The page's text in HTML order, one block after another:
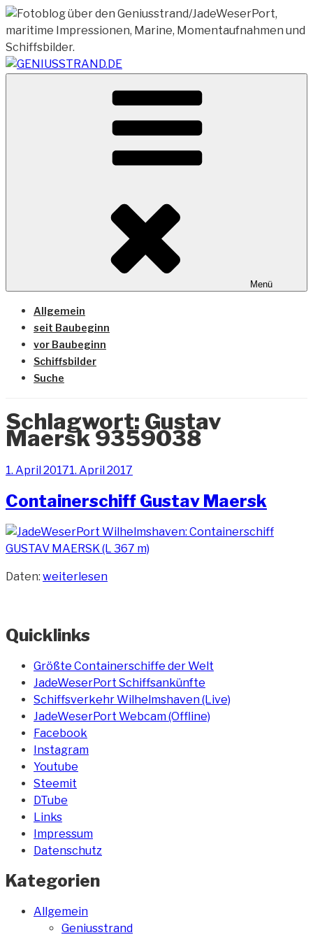
Zum
Inhalt
springen
GENIUSSTRAND.DE
Vom Geniusstrand zum JadeWeserPort/Container
Terminal Wilhelmshaven
Menü
Allgemein
seit Baubeginn
vor Baubeginn
Schiffsbilder
Suche
Schlagwort: Gustav
Maersk 9359038
Veröffentlicht
1. April 20171. April 2017
Containerschiff Gustav Maersk
Daten: „Containerschiff
weiterlesen
Quicklinks
Größte Containerschiffe der Welt
JadeWeserPort Schiffsankünfte
Schiffsverkehr Wilhelmshaven (Live)
JadeWeserPort Webcam (Offline)
Facebook
Instagram
Youtube
Steemit
DTube
Links
Impressum
Datenschutz
Kategorien
Allgemein
Geniusstrand